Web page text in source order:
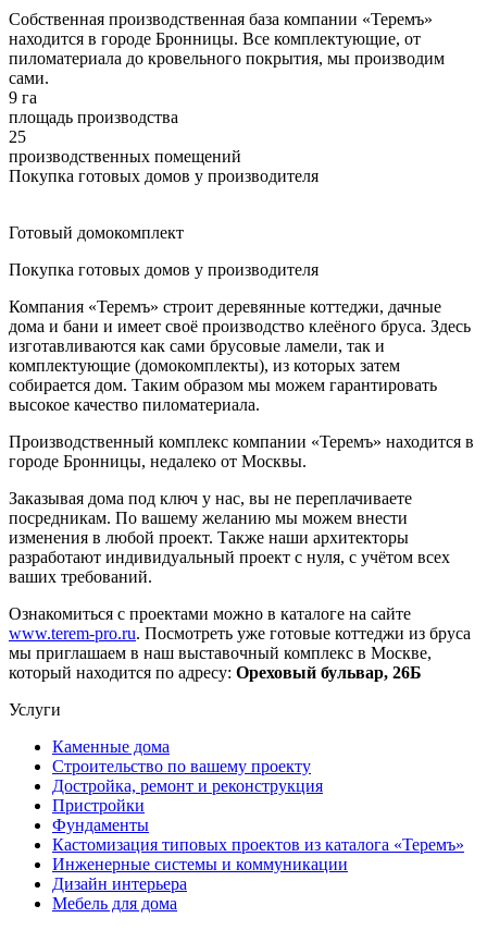
Собственная производственная база компании «Теремъ»
находится в городе Бронницы. Все комплектующие, от
пиломатериала до кровельного покрытия, мы производим
сами.
9 га
площадь производства
25
производственных помещений
Покупка готовых домов у производителя
Готовый домокомплект
Покупка готовых домов у производителя
Компания «Теремъ» строит деревянные коттеджи, дачные
дома и бани и имеет своё производство клеёного бруса. Здесь
изготавливаются как сами брусовые ламели, так и
комплектующие (домокомплекты), из которых затем
собирается дом. Таким образом мы можем гарантировать
высокое качество пиломатериала.
Производственный комплекс компании «Теремъ» находится в
городе Бронницы, недалеко от Москвы.
Заказывая дома под ключ у нас, вы не переплачиваете
посредникам. По вашему желанию мы можем внести
изменения в любой проект. Также наши архитекторы
разработают индивидуальный проект с нуля, с учётом всех
ваших требований.
Ознакомиться с проектами можно в каталоге на сайте
www.terem-pro.ru. Посмотреть уже готовые коттеджи из бруса
мы приглашаем в наш выставочный комплекс в Москве,
который находится по адресу: Ореховый бульвар, 26Б
Услуги
Каменные дома
Строительство по вашему проекту
Достройка, ремонт и реконструкция
Пристройки
Фундаменты
Кастомизация типовых проектов из каталога «Теремъ»
Инженерные системы и коммуникации
Дизайн интерьера
Мебель для дома